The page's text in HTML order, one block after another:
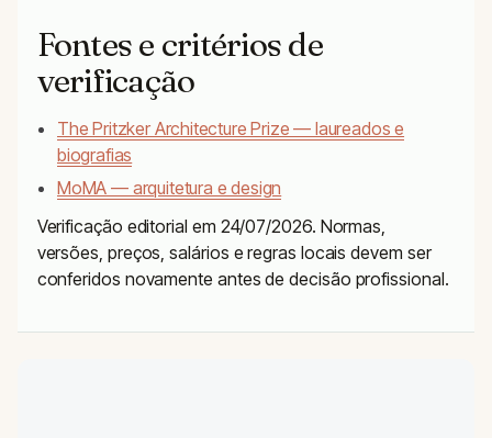
Fontes e critérios de
verificação
The Pritzker Architecture Prize — laureados e
biografias
MoMA — arquitetura e design
Verificação editorial em 24/07/2026. Normas,
versões, preços, salários e regras locais devem ser
conferidos novamente antes de decisão profissional.